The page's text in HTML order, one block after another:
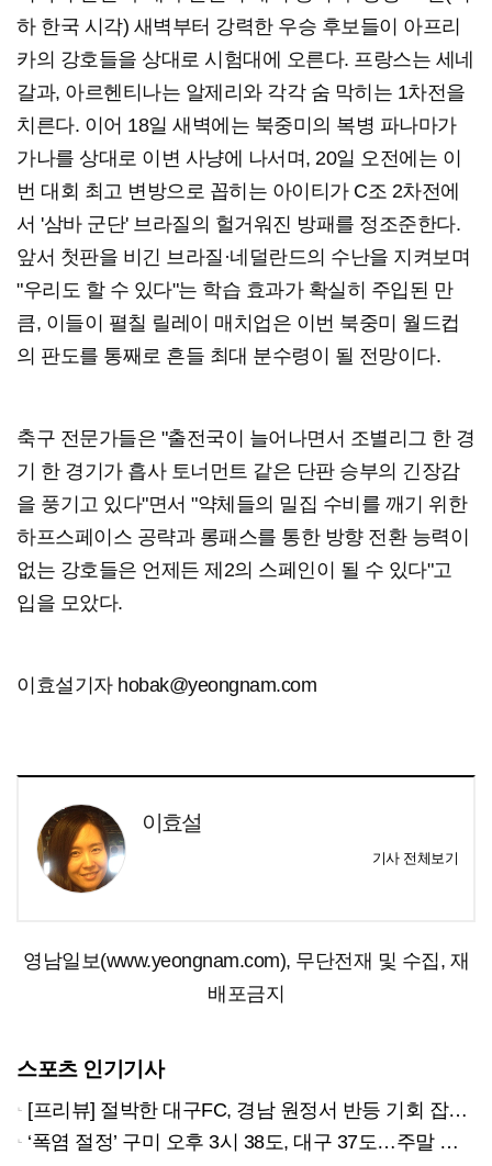
하 한국 시각) 새벽부터 강력한 우승 후보들이 아프리
카의 강호들을 상대로 시험대에 오른다. 프랑스는 세네
갈과, 아르헨티나는 알제리와 각각 숨 막히는 1차전을
치른다. 이어 18일 새벽에는 북중미의 복병 파나마가
가나를 상대로 이변 사냥에 나서며, 20일 오전에는 이
번 대회 최고 변방으로 꼽히는 아이티가 C조 2차전에
서 '삼바 군단' 브라질의 헐거워진 방패를 정조준한다.
앞서 첫판을 비긴 브라질·네덜란드의 수난을 지켜보며
"우리도 할 수 있다"는 학습 효과가 확실히 주입된 만
큼, 이들이 펼칠 릴레이 매치업은 이번 북중미 월드컵
의 판도를 통째로 흔들 최대 분수령이 될 전망이다.
축구 전문가들은 "출전국이 늘어나면서 조별리그 한 경
기 한 경기가 흡사 토너먼트 같은 단판 승부의 긴장감
을 풍기고 있다"면서 "약체들의 밀집 수비를 깨기 위한
하프스페이스 공략과 롱패스를 통한 방향 전환 능력이
없는 강호들은 언제든 제2의 스페인이 될 수 있다"고
입을 모았다.
이효설기자 hobak@yeongnam.com
이효설
기사 전체보기
영남일보(www.yeongnam.com), 무단전재 및 수집, 재
배포금지
스포츠 인기기사
[프리뷰] 절박한 대구FC, 경남 원정서 반등 기회 잡을까?
‘폭염 절정’ 구미 오후 3시 38도, 대구 37도…주말 한풀 꺾일까?